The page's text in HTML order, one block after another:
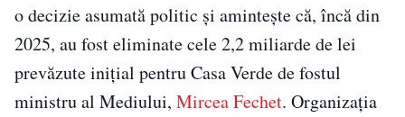
o decizie asumată politic și amintește că, încă din
2025, au fost eliminate cele 2,2 miliarde de lei
prevăzute inițial pentru Casa Verde de fostul
ministru al Mediului, Mircea Fechet. Organizația